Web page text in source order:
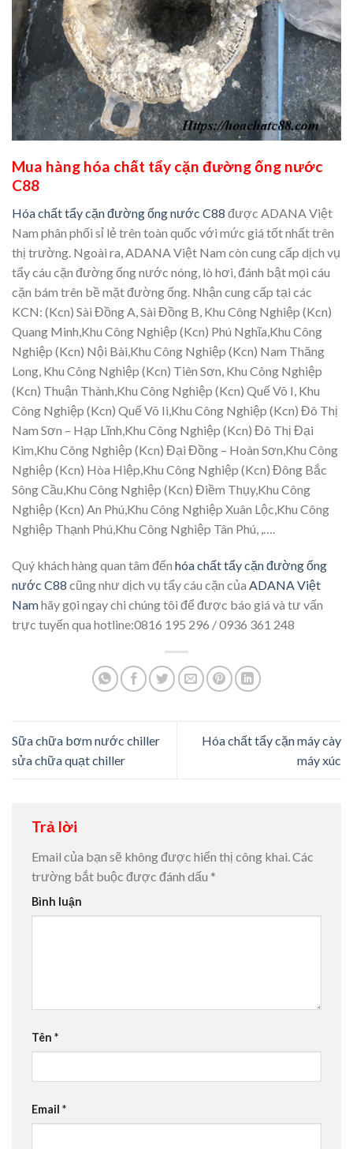
Mua hàng hóa chất tẩy cặn đường ống nước
C88
Hóa chất tẩy cặn đường ống nước C88 được ADANA Việt
Nam phân phối sỉ lẻ trên toàn quốc với mức giá tốt nhất trên
thị trường. Ngoài ra, ADANA Việt Nam còn cung cấp dịch vụ
tẩy cáu cặn đường ống nước nóng, lò hơi, đánh bật mọi cáu
cặn bám trên bề mặt đường ống. Nhận cung cấp tại các
KCN: (Kcn) Sài Đồng A, Sài Đồng B, Khu Công Nghiệp (Kcn)
Quang Minh,Khu Công Nghiệp (Kcn) Phú Nghĩa,Khu Công
Nghiệp (Kcn) Nội Bài,Khu Công Nghiệp (Kcn) Nam Thăng
Long, Khu Công Nghiệp (Kcn) Tiên Sơn, Khu Công Nghiệp
(Kcn) Thuận Thành,Khu Công Nghiệp (Kcn) Quế Võ I, Khu
Công Nghiệp (Kcn) Quế Võ Ii,Khu Công Nghiệp (Kcn) Đô Thị
Nam Sơn – Hạp Lĩnh,Khu Công Nghiệp (Kcn) Đô Thị Đại
Kim,Khu Công Nghiệp (Kcn) Đại Đồng – Hoàn Sơn,Khu Công
Nghiệp (Kcn) Hòa Hiệp,Khu Công Nghiệp (Kcn) Đông Bắc
Sông Cầu,Khu Công Nghiệp (Kcn) Điềm Thụy,Khu Công
Nghiệp (Kcn) An Phú,Khu Công Nghiệp Xuân Lộc,Khu Công
Nghiệp Thạnh Phú,Khu Công Nghiệp Tân Phú, ,….
Quý khách hàng quan tâm đến hóa chất tẩy cặn đường ống
nước C88 cũng như dịch vụ tẩy cáu cặn của ADANA Việt
Namhãy gọi ngay chi chúng tôi để được báo giá và tư vấn
trực tuyến qua hotline:0816 195 296 / 0936 361 248
Sữa chữa bơm nước chiller
sửa chữa quạt chiller
Hóa chất tẩy cặn máy cày
máy xúc
Trả lời
Email của bạn sẽ không được hiển thị công khai. Các
trường bắt buộc được đánh dấu *
Bình luận
Tên *
Email *